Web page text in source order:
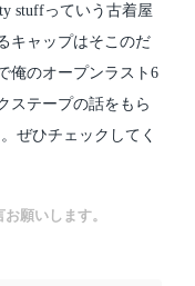
stuffっていう古着屋
キャップはそこのだ
俺のオープンラスト6
ステープの話をもら
ぜひチェックしてく
願いします。